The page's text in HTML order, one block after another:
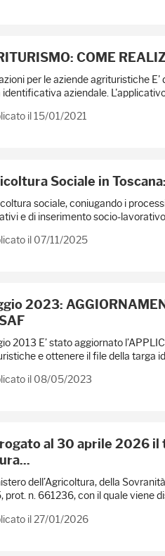
COME
per le aziende agrituristiche
identificativa aziendale.
il 15/01/2021
Sociale in
sociale, coniugando i
e di inserimento socio-
il 07/11/2025
2023:
2013 E’ stato aggiornato
e ottenere il file della targa
il 08/05/2023
al 30 aprile 2026 il
dell’Agricoltura, della
prot. n. 661236, con il quale viene
il 27/01/2026